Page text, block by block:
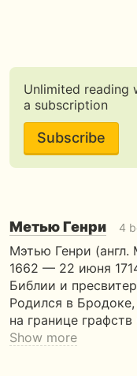
Unlimited reading
a subscription
Subscribe
Метью Генри 4
Мэтью Генри (англ.
1662 — 22 июня
Библии и
Родился в
на границе
Show more